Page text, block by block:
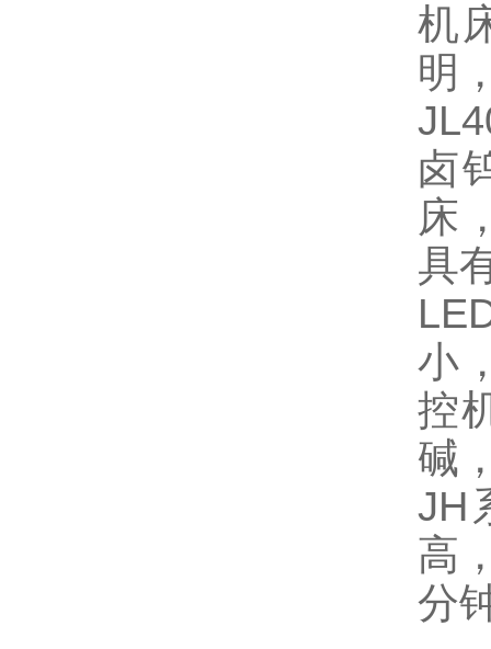
机
明
卤
床
具
小
控
碱
JH
高
分